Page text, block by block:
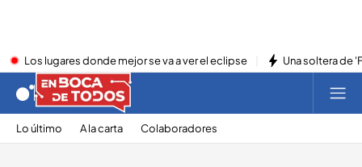
Los lugares donde mejor se va a ver el eclipse Una soltera de
Lo último A la carta Colaboradores